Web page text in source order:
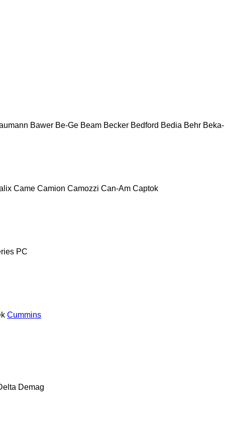
Bawer Be-Ge Beam Becker Bedford Bedia Behr Beka-
Came Camion Camozzi Can-Am Captok
PC
Cummins
Demag